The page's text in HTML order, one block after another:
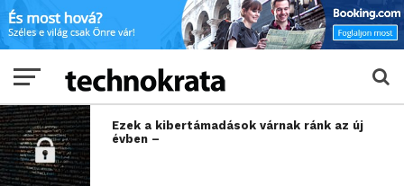
Ezek a kibertámadások várnak ránk az új
évben –